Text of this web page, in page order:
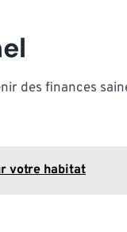
des finances
votre habitat